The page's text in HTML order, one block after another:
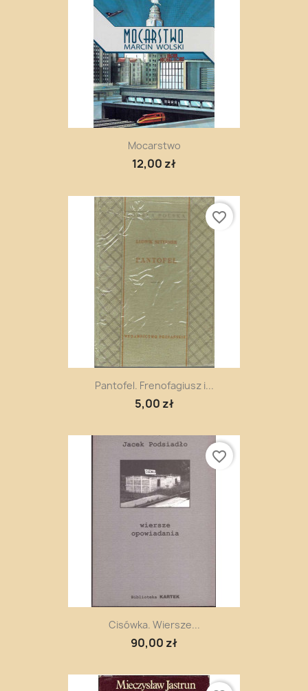
Mocarstwo
12,00 zł
Pantofel. Frenofagiusz i...
5,00 zł
favorite_border
Cisówka. Wiersze...
90,00 zł
favorite_border